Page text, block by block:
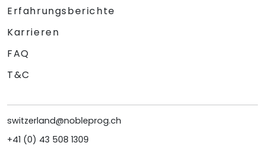
Erfahrungsberichte
Karrieren
FAQ
T&C
switzerland@nobleprog.ch
+41 (0) 43 508 1309